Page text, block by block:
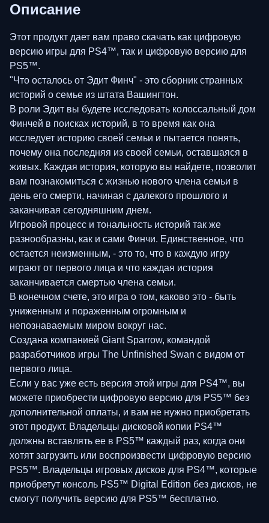
Описание
Этот продукт дает вам право скачать как цифровую
версию игры для PS4™, так и цифровую версию для
PS5™.
"Что осталось от Эдит Финч" - это сборник странных
историй о семье из штата Вашингтон.
В роли Эдит вы будете исследовать колоссальный дом
Финчей в поисках историй, в то время как она
исследует историю своей семьи и пытается понять,
почему она последняя из своей семьи, оставшаяся в
живых. Каждая история, которую вы найдете, позволит
вам познакомиться с жизнью нового члена семьи в
день его смерти, начиная с далекого прошлого и
заканчивая сегодняшним днем.
Игровой процесс и тональность историй так же
разнообразны, как и сами Финчи. Единственное, что
остается неизменным, - это то, что в каждую игру
играют от первого лица и что каждая история
заканчивается смертью члена семьи.
В конечном счете, это игра о том, каково это - быть
униженным и пораженным огромным и
непознаваемым миром вокруг нас.
Создана компанией Giant Sparrow, командой
разработчиков игры The Unfinished Swan с видом от
первого лица.
Если у вас уже есть версия этой игры для PS4™, вы
можете приобрести цифровую версию для PS5™ без
дополнительной оплаты, и вам не нужно приобретать
этот продукт. Владельцы дисковой копии PS4™
должны вставлять ее в PS5™ каждый раз, когда они
хотят загрузить или воспроизвести цифровую версию
PS5™. Владельцы игровых дисков для PS4™, которые
приобретут консоль PS5™ Digital Edition без дисков, не
смогут получить версию для PS5™ бесплатно.